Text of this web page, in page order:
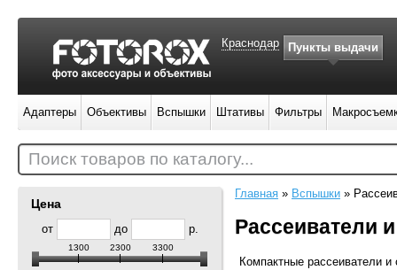
Цена
от до р.
1300 2300 3300
Главная » Вспышки »
Рассеиватели
Компактные рассеиватели
Краснодар Пункты выдачи
Адаптеры Объективы Вспышки Штативы Фильтры
Поиск товаров по каталогу...